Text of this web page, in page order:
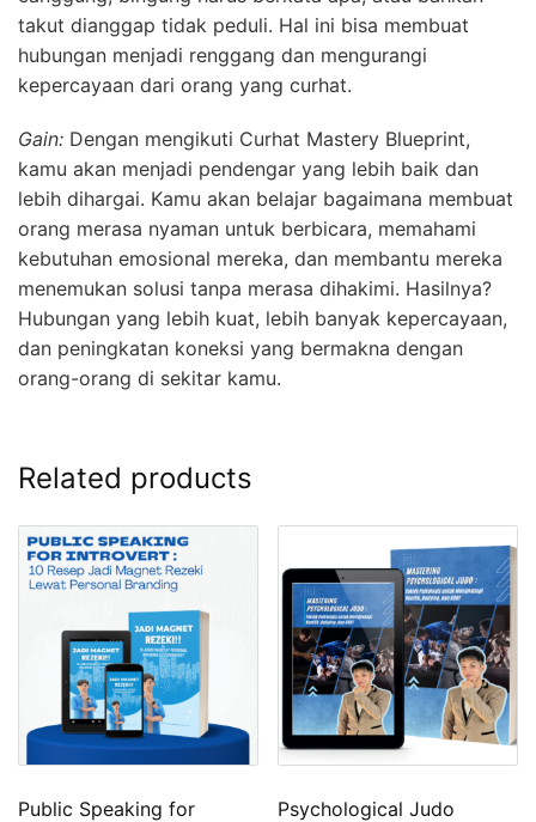
takut dianggap tidak peduli. Hal ini bisa membuat
hubungan menjadi renggang dan mengurangi
kepercayaan dari orang yang curhat.
Gain: Dengan mengikuti Curhat Mastery Blueprint,
kamu akan menjadi pendengar yang lebih baik dan
lebih dihargai. Kamu akan belajar bagaimana membuat
orang merasa nyaman untuk berbicara, memahami
kebutuhan emosional mereka, dan membantu mereka
menemukan solusi tanpa merasa dihakimi. Hasilnya?
Hubungan yang lebih kuat, lebih banyak kepercayaan,
dan peningkatan koneksi yang bermakna dengan
orang-orang di sekitar kamu.
Related products
Public Speaking for Psychological Judo